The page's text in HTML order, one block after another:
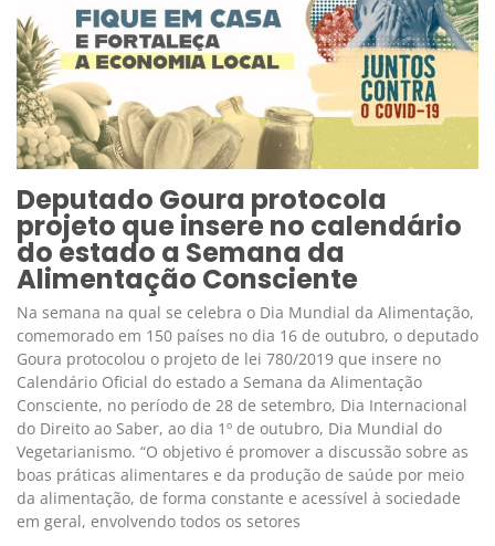
Deputado Goura protocola
projeto que insere no calendário
do estado a Semana da
Alimentação Consciente
Na semana na qual se celebra o Dia Mundial da Alimentação,
comemorado em 150 países no dia 16 de outubro, o deputado
Goura protocolou o projeto de lei 780/2019 que insere no
Calendário Oficial do estado a Semana da Alimentação
Consciente, no período de 28 de setembro, Dia Internacional
do Direito ao Saber, ao dia 1º de outubro, Dia Mundial do
Vegetarianismo. “O objetivo é promover a discussão sobre as
boas práticas alimentares e da produção de saúde por meio
da alimentação, de forma constante e acessível à sociedade
em geral, envolvendo todos os setores